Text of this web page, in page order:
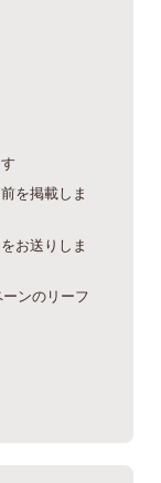
を掲載しま
お送りしま
ンのリーフ